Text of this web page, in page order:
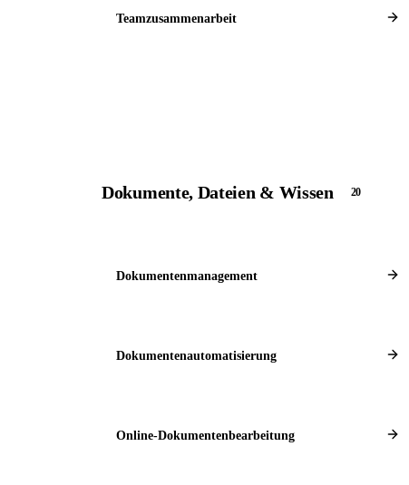
Teamzusammenarbeit
Dokumente, Dateien & Wissen 20
Dokumentenmanagement
Dokumentenautomatisierung
Online-Dokumentenbearbeitung